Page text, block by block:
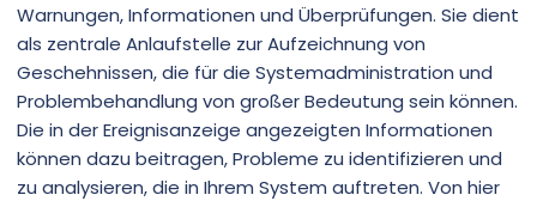
Warnungen, Informationen und Überprüfungen. Sie dient
als zentrale Anlaufstelle zur Aufzeichnung von
Geschehnissen, die für die Systemadministration und
Problembehandlung von großer Bedeutung sein können.
Die in der Ereignisanzeige angezeigten Informationen
können dazu beitragen, Probleme zu identifizieren und
zu analysieren, die in Ihrem System auftreten. Von hier